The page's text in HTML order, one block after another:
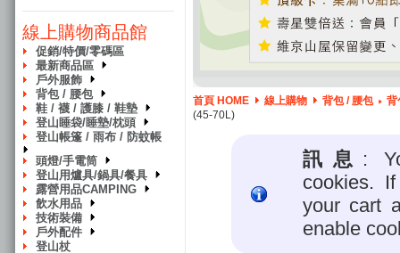
線上購物商品館
促銷/特價/零碼區
最新商品區
戶外服飾
背包 / 腰包
鞋 / 襪 / 護膝 / 鞋墊
登山睡袋/睡墊/枕頭
登山帳篷 / 雨布 / 防蚊帳
頭燈/手電筒
登山用爐具/鍋具/餐具
露營用品CAMPING
飲水用品
技術裝備
戶外配件
登山杖
首頁 HOME 線上購物 背包 / 腰包
背
(45-70L)
訊息 :
cookies.
your cart
enable